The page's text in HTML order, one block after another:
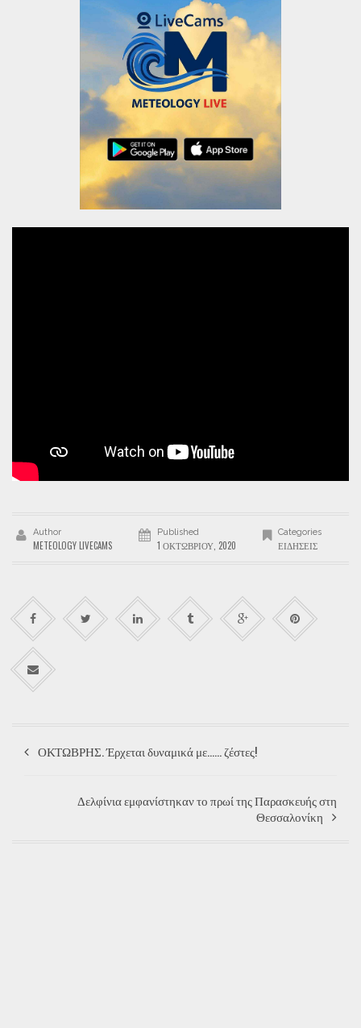
Author
METEOLOGY LIVECAMS
Published
1 ΟΚΤΩΒΡΊΟΥ, 2020
Categories
ΕΙΔΉΣΕΙΣ
ΟΚΤΩΒΡΗΣ. Έρχεται δυναμικά με...... ζέστες!
Δελφίνια εμφανίστηκαν το πρωί της Παρασκευής στη
Θεσσαλονίκη